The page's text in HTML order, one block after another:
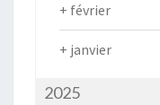
+ février
+ janvier
2025